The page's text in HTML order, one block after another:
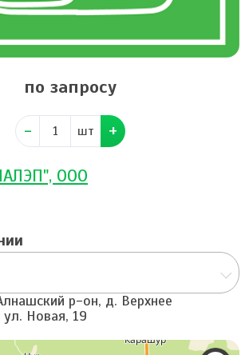
по запросу
шт
ООО
р-он, д. Верхнее
Новая, 19